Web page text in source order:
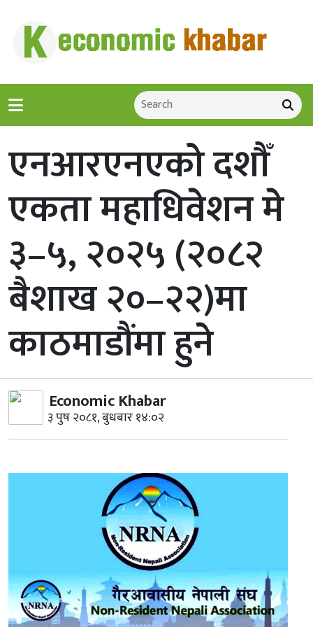
एनआरएनएको दशौँ
एकता महाधिवेशन मे
३–५, २०२५ (२०८२
बैशाख २०–२२)मा
काठमाडौंमा हुने
Economic Khabar
३ पुष २०८१, बुधबार १४:०२